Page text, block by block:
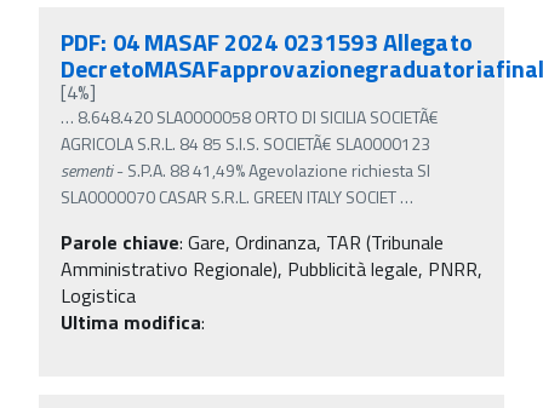
PDF: 04 MASAF 2024 0231593 Allegato
[4%]
… 8.648.420 SLA0000058 ORTO DI SICILIA SOCIETÃ€
AGRICOLA S.R.L. 84 85 S.I.S. SOCIETÃ€ SLA0000123
sementi- S.P.A. 88 41,49% Agevolazione richiesta SI
SLA0000070 CASAR S.R.L. GREEN ITALY SOCIET…
Parole chiave: Gare, Ordinanza, TAR (Tribunale
Amministrativo Regionale), Pubblicità legale, PNRR,
Logistica
Ultima modifica: